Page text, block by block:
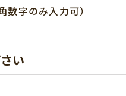
数字のみ入力可）
い